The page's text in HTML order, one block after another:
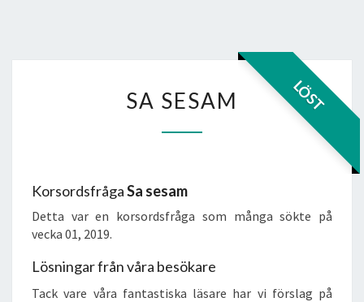
LÖST
SESAM
SA SESAM
KorsordsfrågaSa sesam
Detta var en korsordsfråga som många sökte på
vecka 01, 2019.
Lösningar från våra besökare
Tack vare våra fantastiska läsare har vi förslag på